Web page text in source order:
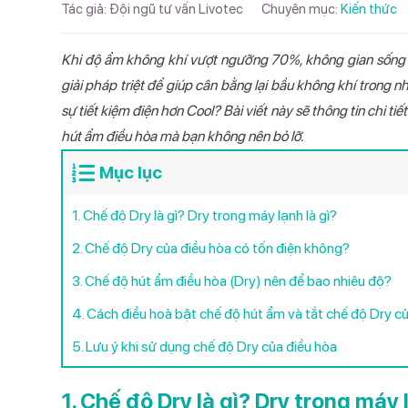
TIN TỨC
Có nên
TỪ KHÓA TÌM
Điều hòa một
Máy lọc nước
Cây nước nóng
Máy ép
Nồi chiên không dầu
Máy hút mùi
Bếp từ đôi
Bình nước nóng
Năng lượng mặt trời
Máy sưởi
Quạt cây
Tổng Catalog Điện Gia dụng bếp
Tổng Catalog Điện máy - Điện lạnh
2026
Catalog Bình nước nóng GT 2026
Catalog Bình nước nóng MT 2026
Catalog Bếp từ đôi 2026
Tác giả: Đội ngũ tư vấn Livotec Chuyên mục: Kiến thức
Khi độ ẩm không khí vượt ngưỡng 70%, không gian
giải pháp triệt để giúp cân bằng lại bầu không khí trong
sự tiết kiệm điện hơn Cool? Bài viết này sẽ thông tin chi
hút ẩm điều hòa mà bạn không nên bỏ lỡ.
Mục lục
1. Chế độ Dry là gì? Dry trong máy lạnh là gì?
2. Chế độ Dry của điều hòa có tốn điện không?
3. Chế độ hút ẩm điều hòa (Dry) nên để bao nhiêu độ?
4. Cách điều hoà bật chế độ hút ẩm và tắt chế độ Dry
5. Lưu ý khi sử dụng chế độ Dry của điều hòa
1. Chế độ Dry là gì? Dry trong máy